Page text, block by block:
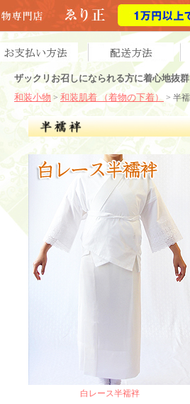
ザックリお召しになられる方に着心地抜
和装小物 > 和装肌着 （着物の下着） > 半
白レース半襦袢